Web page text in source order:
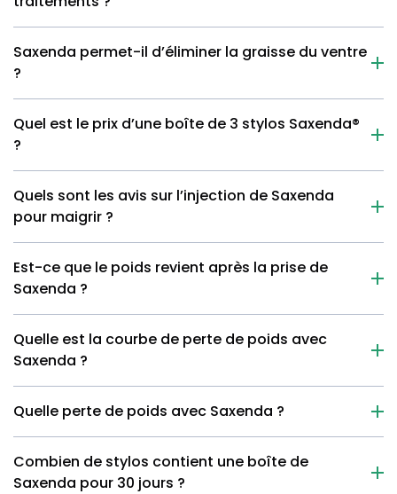
Saxenda permet-il d’éliminer la graisse du ventre
?
Quel est le prix d’une boîte de 3 stylos Saxenda®
?
Quels sont les avis sur l’injection de Saxenda
pour maigrir ?
Est-ce que le poids revient après la prise de
Saxenda ?
Quelle est la courbe de perte de poids avec
Saxenda ?
Quelle perte de poids avec Saxenda ?
Combien de stylos contient une boîte de
Saxenda pour 30 jours ?